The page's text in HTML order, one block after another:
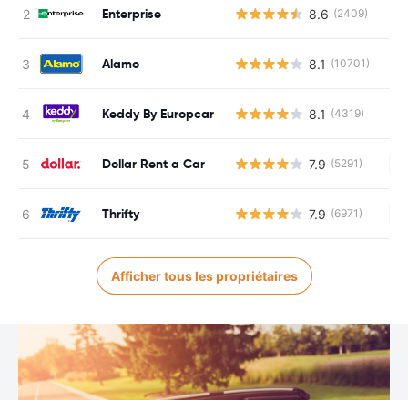
Enterprise 8.6 (2409)
Alamo 8.1 (10701)
Keddy By Europcar 8.1 (4319)
Dollar Rent a Car 7.9 (5291)
Thrifty 7.9 (6971)
Afficher tous les propriétaires